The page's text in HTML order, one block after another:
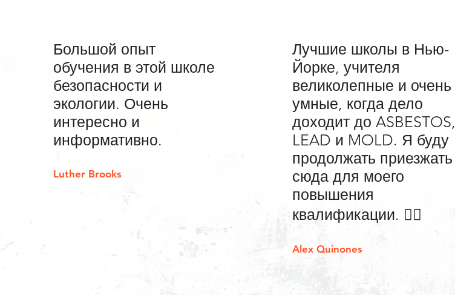
Большой опыт
обучения в этой школе
безопасности и
экологии. Очень
интересно и
информативно.
Luther Brooks
Лучшие школы в Нью-
Йорке, учителя
великолепные и очень
умные, когда дело
доходит до ASBESTOS,
LEAD и MOLD. Я буду
продолжать приезжать
сюда для моего
повышения
квалификации. 👍🏼
Alex Quinones